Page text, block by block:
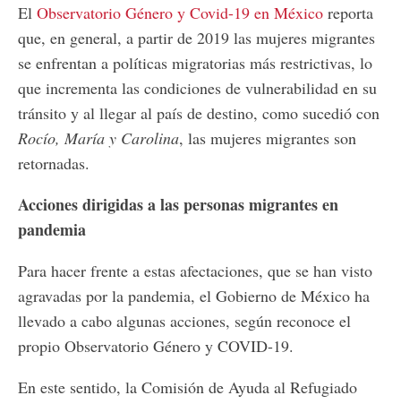
El Observatorio Género y Covid-19 en México reporta
que, en general, a partir de 2019 las mujeres migrantes
se enfrentan a políticas migratorias más restrictivas, lo
que incrementa las condiciones de vulnerabilidad en su
tránsito y al llegar al país de destino, como sucedió con
Rocío, María y Carolina, las mujeres migrantes son
retornadas.
Acciones dirigidas a las personas migrantes en
pandemia
Para hacer frente a estas afectaciones, que se han visto
agravadas por la pandemia, el Gobierno de México ha
llevado a cabo algunas acciones, según reconoce el
propio Observatorio Género y COVID-19.
En este sentido, la Comisión de Ayuda al Refugiado